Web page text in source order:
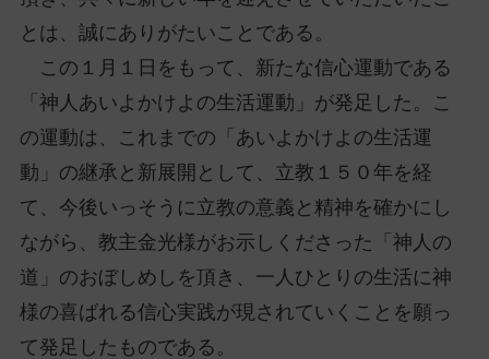
ン
とは、誠にありがたいことである。
この１月１日をもって、新たな信心運動である
「神人あいよかけよの生活運動」が発足した。こ
の運動は、これまでの「あいよかけよの生活運
動」の継承と新展開として、立教１５０年を経
て、今後いっそうに立教の意義と精神を確かにし
ながら、教主金光様がお示しくださった「神人の
道」のおぼしめしを頂き、一人ひとりの生活に神
様の喜ばれる信心実践が現されていくことを願っ
て発足したものである。